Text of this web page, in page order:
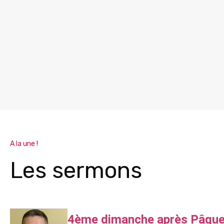
A la une !
Les sermons
4ème dimanche après